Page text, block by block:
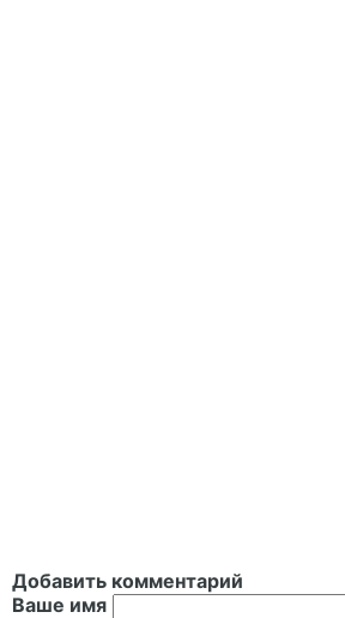
Добавить комментарий
Ваше имя